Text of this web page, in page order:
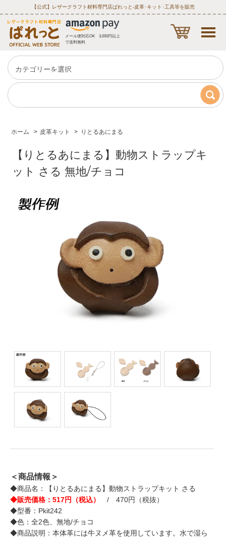
【公式】レザークラフト材料専門店ぱれっと‐皮革･キット･工具等を販売
メール便対応OK 3,000円以上
で送料無料
ホーム > 皮革キット > りとるあにまる
【りとるあにまる】動物ストラップキ
ット さる 無地/チョコ
＜商品情報＞
◆商品名：【りとるあにまる】動物ストラップキット さる
◆販売価格：517円（税込）
/ 470円（税抜）
◆型番：Pkit242
◆色：全2色、無地/チョコ
◆商品説明：本体革には牛ヌメ革を使用しています。水で湿ら